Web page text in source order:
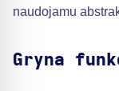
naudojamu
Gryna